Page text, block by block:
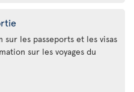
les passeports et les visas
sur les voyages du